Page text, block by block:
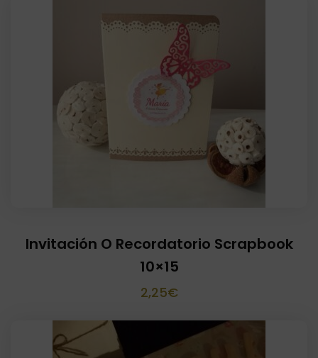
Invitación O Recordatorio Scrapbook
10×15
2,25€